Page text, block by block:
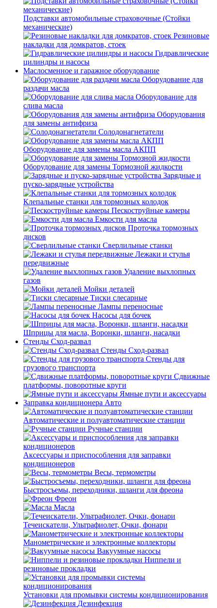
Подставки автомобильные страховочные (Стойки
механические)
Резиновые
накладки для домкратов, стоек
Гидравлические
цилиндры и насосы
Маслосменное и гаражное оборудование
Оборудование для
раздачи масла
Оборудование для
слива масла
Оборудования
для замены антифриза
Солодонагнетатели
Оборудование для замены масла АКПП
Оборудование для замены Тормозной жидкости
Зарядные и
пуско-зарядные устройства
Клепальные станки для тормозных колодок
Пескоструйные камеры
Емкости для масла
Проточка тормозных
дисков
Сверлильные станки
Лежаки и стулья
передвижные
Удаление выхлопных
газов
Мойки деталей
Тиски слесарные
Лампы переносные
Насосы для бочек
Шприцы для масла, Воронки, шланги, насадки
Стенды Сход-развал
Стенды Сход-развал
Стенды для
грузового транспорта
Сдвижные
платформы, поворотные круги
Ямные пути и аксессуары
Заправка кондиционера Авто
Автоматические и полуавтоматические станции
Ручные станции
Аксессуары и приспособления для заправки
кондиционеров
Весы, термометры
Быстросъемы, переходники, шланги для фреона
Фреон
Масла
Течеискатели, Ультрафиолет, Очки, фонари
Манометрические и электронные коллекторы
Вакуумные насосы
Ниппели и
резиновые прокладки
Установки для промывки системы кондиционирования
Дезинфекция